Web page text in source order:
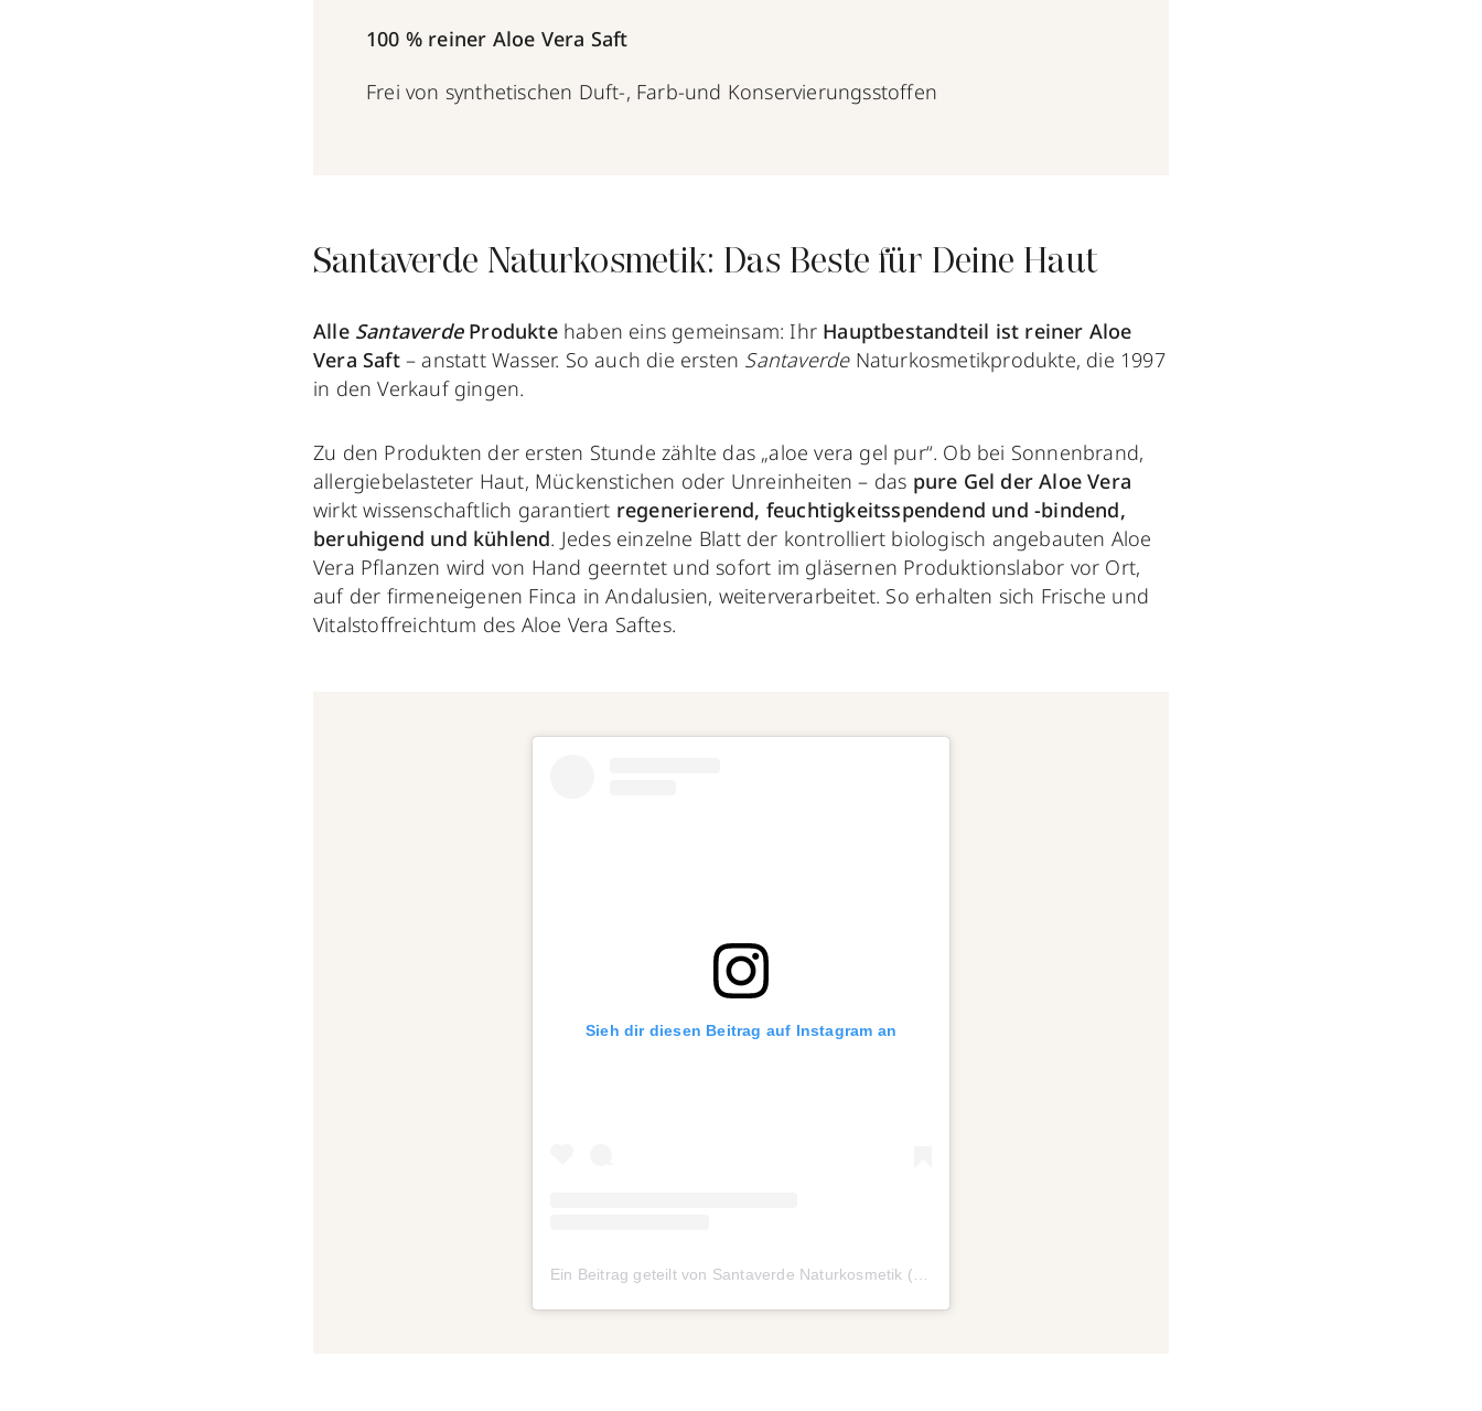
100 % reiner Aloe Vera Saft
Frei von synthetischen Duft-, Farb-und Konservierungsstoffen
Santaverde Naturkosmetik: Das Beste für Deine Haut
Alle SantaverdeProdukte haben eins gemeinsam: Ihr Hauptbestandteil ist reiner Aloe
Vera Saft– anstatt Wasser. So auch die ersten Santaverde Naturkosmetikprodukte, die 1997
in den Verkauf gingen.
Zu den Produkten der ersten Stunde zählte das „aloe vera gel pur“. Ob bei Sonnenbrand,
allergiebelasteter Haut, Mückenstichen oder Unreinheiten – das pure Gel der Aloe Vera
wirkt wissenschaftlich garantiert regenerierend, feuchtigkeitsspendend und -bindend,
beruhigend und kühlend. Jedes einzelne Blatt der kontrolliert biologisch angebauten Aloe
Vera Pflanzen wird von Hand geerntet und sofort im gläsernen Produktionslabor vor Ort,
auf der firmeneigenen Finca in Andalusien, weiterverarbeitet. So erhalten sich Frische und
Vitalstoffreichtum des Aloe Vera Saftes.
Sieh dir diesen Beitrag auf Instagram an
Ein Beitrag geteilt von Santaverde Naturkosmetik (@santaverde_naturkosmetik)